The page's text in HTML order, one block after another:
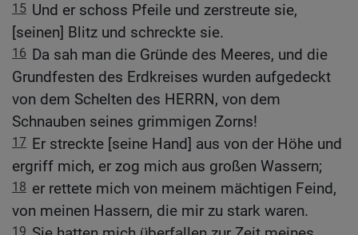
15 Und er schoss Pfeile und zerstreute sie,
[seinen] Blitz und schreckte sie.
16 Da sah man die Gründe des Meeres, und die
Grundfesten des Erdkreises wurden aufgedeckt
von dem Schelten des HERRN, von dem
Schnauben seines grimmigen Zorns!
17 Er streckte [seine Hand] aus von der Höhe und
ergriff mich, er zog mich aus großen Wassern;
18 er rettete mich von meinem mächtigen Feind,
von meinen Hassern, die mir zu stark waren.
19